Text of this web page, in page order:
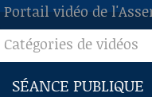
Portail vidéo de
ACCUEIL
EN DIRECT
Catégories de vidéos
SÉANCE PUBLIQUE